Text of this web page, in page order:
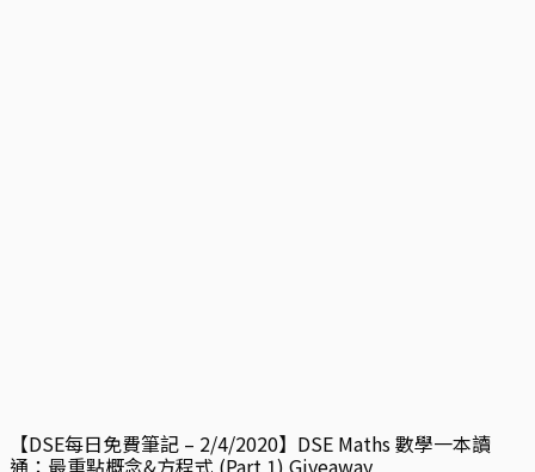
【DSE每日免費筆記 – 2/4/2020】DSE Maths 數學一本讀
通：最重點概念&方程式 (Part 1) Giveaway